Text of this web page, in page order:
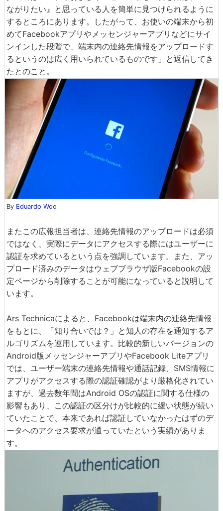
ながりたい』と思っている人を簡単に見つけられるように
するところにあります。したがって、お使いの端末から初
めてFacebookアプリやメッセンジャーアプリなどにサイ
ンインした段階で、端末内の連絡先情報をアップロードす
るというのは広く用いられているものです」と返信してき
たとのこと。
By Eduardo Woo
またこの広報担当者は、連絡先情報のアップロードは必須
ではなく、実際にデータにアクセスする際にはユーザーに
認証を求めているという点を強調しています。また、アッ
プロード済みのデータはウェブブラウザ版Facebookの設
定ページから削除することが可能になっていると説明して
います。
Ars Technicaによると、Facebookは端末内の連絡先情報
をもとに、「知り合いでは？」と知人の存在を通知するア
ルゴリズムを運用しています。比較的新しいバージョンの
Android版メッセンジャーアプリやFacebook Liteアプリ
では、ユーザー端末の連絡先情報や通話記録、SMS情報に
アプリがアクセスする際の認証確認がより厳格化されてい
ますが、過去数年間はAndroid OSの認証に関する仕様の
影響もあり、この認証の区分けが比較的に緩い状態が続い
ていたことで、本来であれば認証していなかったはずのデ
ータへのアクセス要求が通っていたという実績がありま
す。